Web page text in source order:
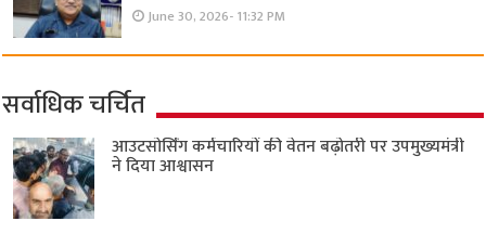
June 30, 2026- 11:32 PM
सर्वाधिक चर्चित
आउटसोर्सिंग कर्मचारियों की वेतन बढ़ोतरी पर उपमुख्यमंत्री
ने दिया आश्वासन